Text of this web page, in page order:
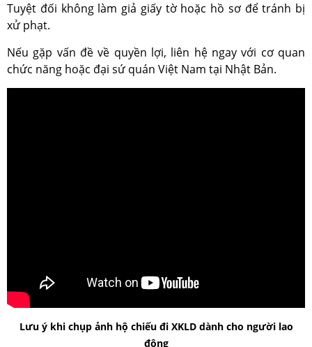
Tuyệt đối không làm giả giấy tờ hoặc hồ sơ để tránh bị
xử phạt.
Nếu gặp vấn đề về quyền lợi, liên hệ ngay với cơ quan
chức năng hoặc đại sứ quán Việt Nam tại Nhật Bản.
Lưu ý khi chụp ảnh hộ chiếu đi XKLD dành cho người lao
động